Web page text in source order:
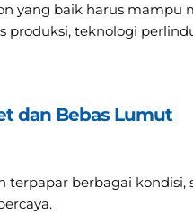
yang baik harus
teknologi
dan Bebas Lumut
berbagai